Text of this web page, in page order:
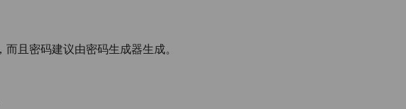
且密码建议由密码生成器生成。